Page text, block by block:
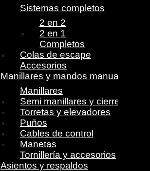
Sistemas completos
2 en 2
2 en 1
Completos
Colas de escape
Accesorios
Manillares y mandos manuales
Manillares
Semi manillares y cierres
Torretas y elevadores
Puños
Cables de control
Manetas
Tornillería y accesorios
Asientos y respaldos